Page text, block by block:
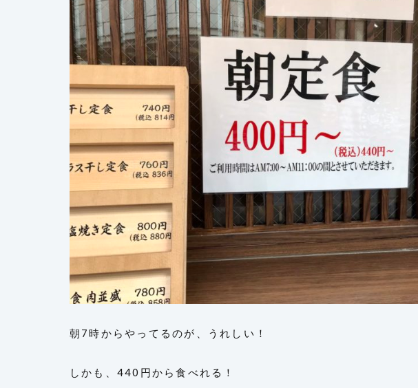
朝7時からやってるのが、うれしい！
しかも、440円から食べれる！